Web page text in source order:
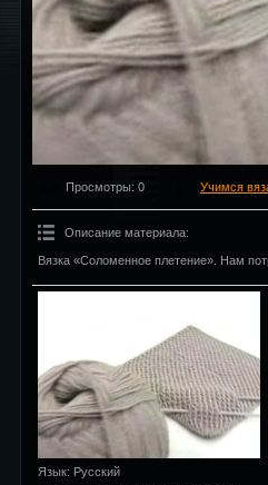
Просмотры: 0 Учимся
Описание материала:
Вязка «Соломенное плетение». Нам
Язык: Русский